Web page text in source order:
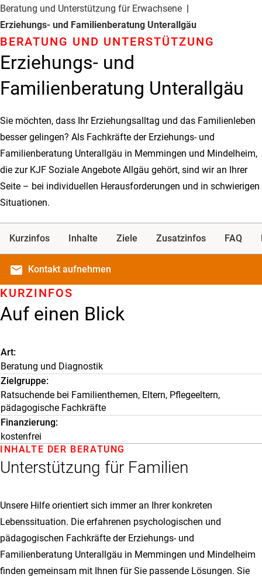
Beratung und Unterstützung für Erwachsene
Erziehungs- und Familienberatung Unterallgäu
Erziehungs- und
Familienberatung Unterallgäu
BERATUNG UND UNTER­STÜTZUNG
Sie möchten, dass Ihr Erziehungsalltag und das Familienleben
besser gelingen? Als Fachkräfte der Erziehungs- und
Familienberatung Unterallgäu in Memmingen und Mindelheim,
die zur KJF Soziale Angebote Allgäu gehört, sind wir an Ihrer
Seite – bei individuellen Herausforderungen und in schwierigen
Situationen.
Kurzinfos Inhalte Ziele Zusatzinfos FAQ
email Kontakt aufnehmen
Auf einen Blick
KURZINFOS
Art
Beratung und Diagnostik
Zielgruppe
Ratsuchende bei Familienthemen, Eltern, Pflegeeltern,
pädagogische Fachkräfte
Finanzierung
kostenfrei
Unterstützung für Familien
INHALTE DER BERATUNG
Unsere Hilfe orientiert sich immer an Ihrer konkreten
Lebenssituation. Die erfahrenen psychologischen und
pädagogischen Fachkräfte der Erziehungs- und
Familienberatung Unterallgäu in Memmingen und Mindelheim
finden gemeinsam mit Ihnen für Sie passende Lösungen. Sie